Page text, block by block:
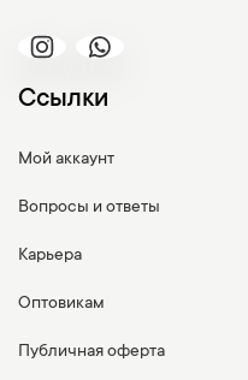
Ссылки
Мой аккаунт
Вопросы и ответы
Карьера
Оптовикам
Публичная оферта